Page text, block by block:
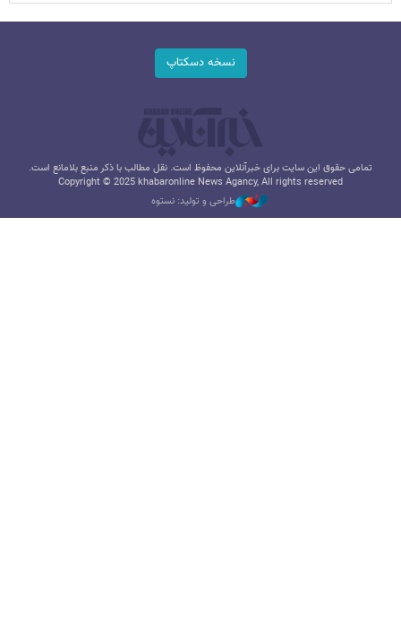
نسخه دسکتاپ
تمامی حقوق این سایت برای خبرآنلاین محفوظ است. نقل مطالب با ذکر منبع بلامانع است.
Copyright © 2025 khabaronline News Agancy, All rights reserved
طراحی و تولید: نستوه